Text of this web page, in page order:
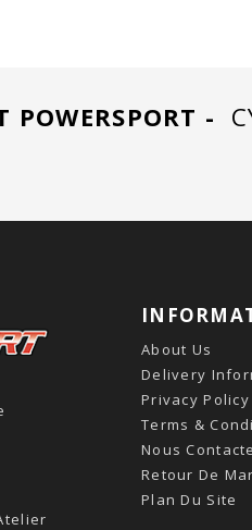
POWERSPORT -
About Us
Delivery
Privacy Policy
Terms &
Nous
Retour De
Plan Du Site